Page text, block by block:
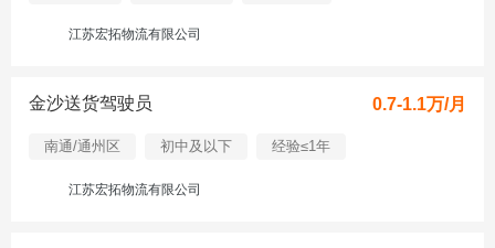
江苏宏拓物流有限公司
金沙送货驾驶员 0.7-1.1万/月
南通/通州区 初中及以下 经验≤1年
江苏宏拓物流有限公司